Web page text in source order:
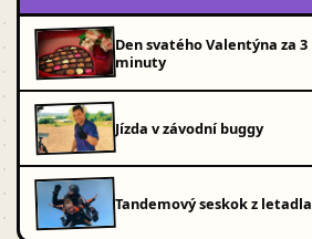
Den svatého Valentýna za 3
minuty
Jízda v závodní buggy
Tandemový seskok z letadla